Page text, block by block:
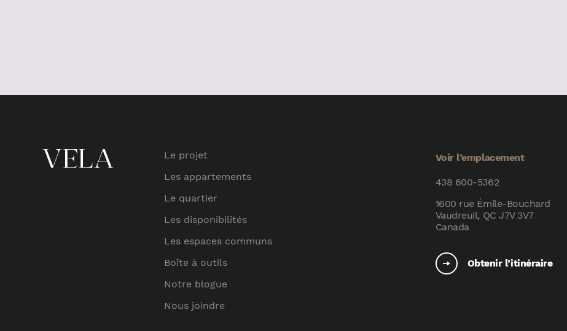
Le projet
Les appartements
Le quartier
Les disponibilités
Les espaces communs
Boîte à outils
Notre blogue
Nous joindre
Voir l’emplacement
438 600-5362
1600 rue Émile-Bouchard
Vaudreuil, QC J7V 3V7
Canada
Obtenir l’itinéraire